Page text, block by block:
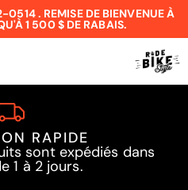
. REMISE DE BIENVENUE À
1 500 $ DE RABAIS.
RAPIDE
sont expédiés dans
1 à 2 jours.